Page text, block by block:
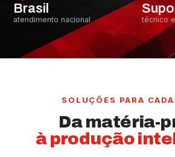
Brasil
atendimento nacional técnico
SOLUÇÕES PARA
Da matéria-
à produção